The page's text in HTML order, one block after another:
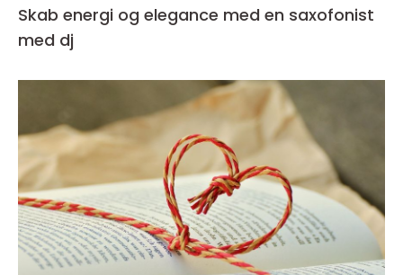
Skab energi og elegance med en saxofonist
med dj